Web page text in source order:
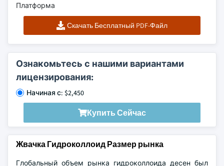
Платформа
Скачать Бесплатный PDF-Файл
Ознакомьтесь с нашими вариантами
лицензирования:
Начиная с: $2,450
Купить Сейчас
Жвачка Гидроколлоид Размер рынка
Глобальный объем рынка гидроколлоида десен был